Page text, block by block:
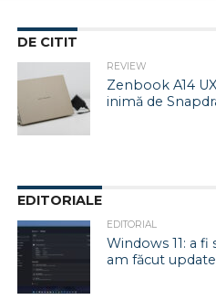
DE CITIT
REVIEW
Zenbook A14
inimă de
EDITORIALE
EDITORIAL
Windows 11: a fi
am făcut